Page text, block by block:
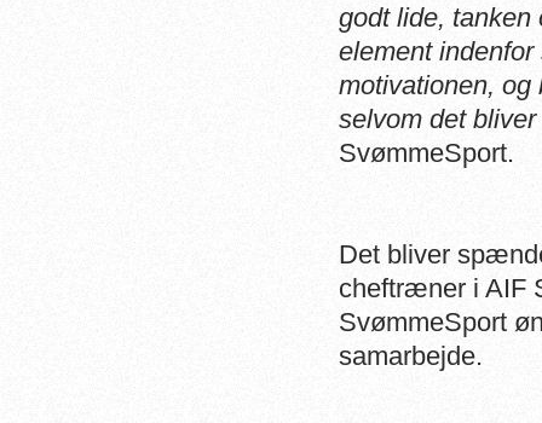
godt lide,
element
motivationen,
selvom det
SvømmeSport.
Det bliver
cheftræner i AIF
SvømmeSport
samarbejde.